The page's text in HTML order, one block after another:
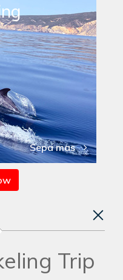
Sepa mas
Trip